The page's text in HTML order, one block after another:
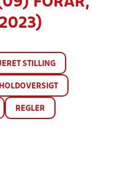
STILLING
HOLDOVERSIGT
REGLER